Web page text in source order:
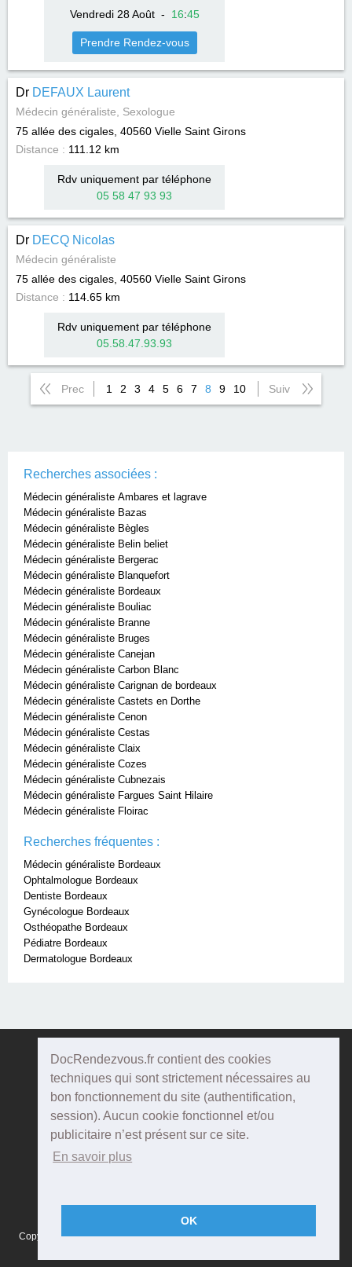
DocRendezvous.fr contient des cookies
techniques qui sont strictement nécessaires au
bon fonctionnement du site (authentification,
session). Aucun cookie fonctionnel et/ou
publicitaire n’est présent sur ce site.
En savoir plus
OK
Vendredi 28 Août- 16:45
Prendre Rendez-vous
Dr DEFAUX Laurent
Médecin généraliste, Sexologue
75 allée des cigales, 40560 Vielle Saint Girons
Distance : 111.12 km
Rdv uniquement par téléphone
05 58 47 93 93
Dr DECQ Nicolas
Médecin généraliste
75 allée des cigales, 40560 Vielle Saint Girons
Distance : 114.65 km
Rdv uniquement par téléphone
05.58.47.93.93
Prec 1 2 3 4 5 6 7 8 9 10 Suiv
Recherches associées :
Médecin généraliste Ambares et lagrave
Médecin généraliste Bazas
Médecin généraliste Bègles
Médecin généraliste Belin beliet
Médecin généraliste Bergerac
Médecin généraliste Blanquefort
Médecin généraliste Bordeaux
Médecin généraliste Bouliac
Médecin généraliste Branne
Médecin généraliste Bruges
Médecin généraliste Canejan
Médecin généraliste Carbon Blanc
Médecin généraliste Carignan de bordeaux
Médecin généraliste Castets en Dorthe
Médecin généraliste Cenon
Médecin généraliste Cestas
Médecin généraliste Claix
Médecin généraliste Cozes
Médecin généraliste Cubnezais
Médecin généraliste Fargues Saint Hilaire
Médecin généraliste Floirac
Recherches fréquentes :
Médecin généraliste Bordeaux
Ophtalmologue Bordeaux
Dentiste Bordeaux
Gynécologue Bordeaux
Osthéopathe Bordeaux
Pédiatre Bordeaux
Dermatologue Bordeaux
DocRendezvous
Qui sommes-nous ?
Conditions Générales d'utilisation
Copyright © 2015 DOCRENDEZVOUS, tous droits réservés - CFTS 44 rue